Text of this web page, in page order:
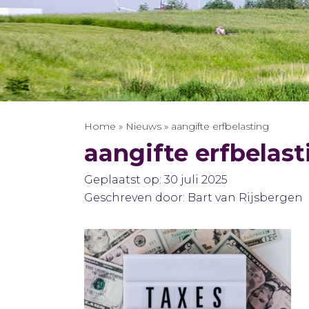
Home » Nieuws » aangifte erfbelasting
aangifte
Geplaatst op: 30 juli 2025
Geschreven door: Bart van Rijsbergen